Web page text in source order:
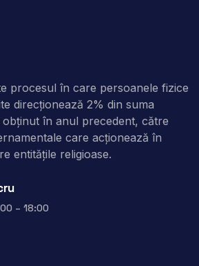
procesul în care persoanele fizice
direcţionează 2% din suma
în anul precedent, către
care acţionează în
entitățile religioase.
– 18:00